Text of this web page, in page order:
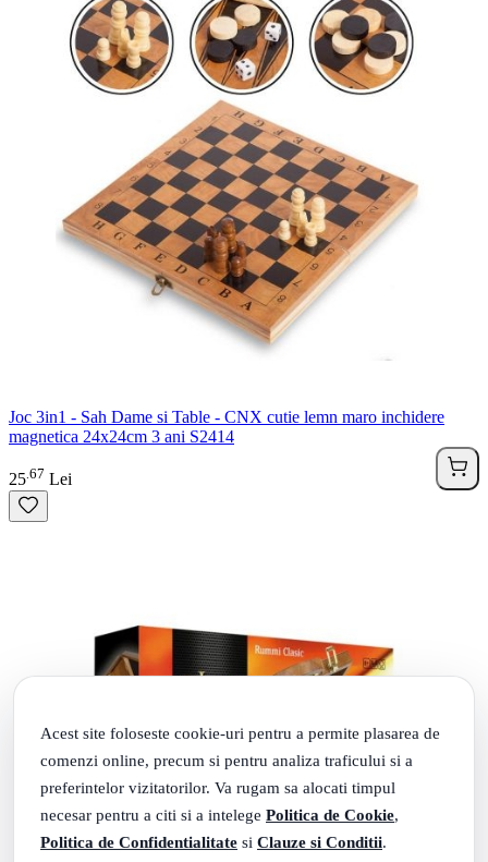
Acest site foloseste cookie-uri pentru a permite plasarea de
comenzi online, precum si pentru analiza traficului si a
preferintelor vizitatorilor. Va rugam sa alocati timpul
necesar pentru a citi si a intelege Politica de Cookie,
Politica de Confidentialitate si Clauze si Conditii.
Joc 3in1 - Sah Dame si Table - CNX cutie lemn maro inchidere
magnetica 24x24cm 3 ani S2414
25 67 Lei